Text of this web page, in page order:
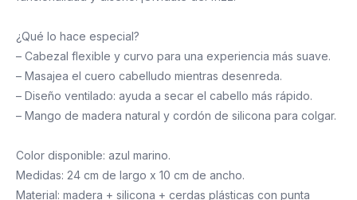
¿Qué lo hace especial?
– Cabezal flexible y curvo para una experiencia más suave.
– Masajea el cuero cabelludo mientras desenreda.
– Diseño ventilado: ayuda a secar el cabello más rápido.
– Mango de madera natural y cordón de silicona para colgar.
Color disponible: azul marino.
Medidas: 24 cm de largo x 10 cm de ancho.
Material: madera + silicona + cerdas plásticas con punta